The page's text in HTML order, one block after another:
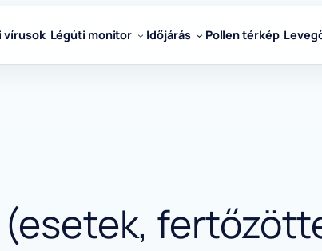
vírusok Légúti monitor Időjárás Pollen térkép